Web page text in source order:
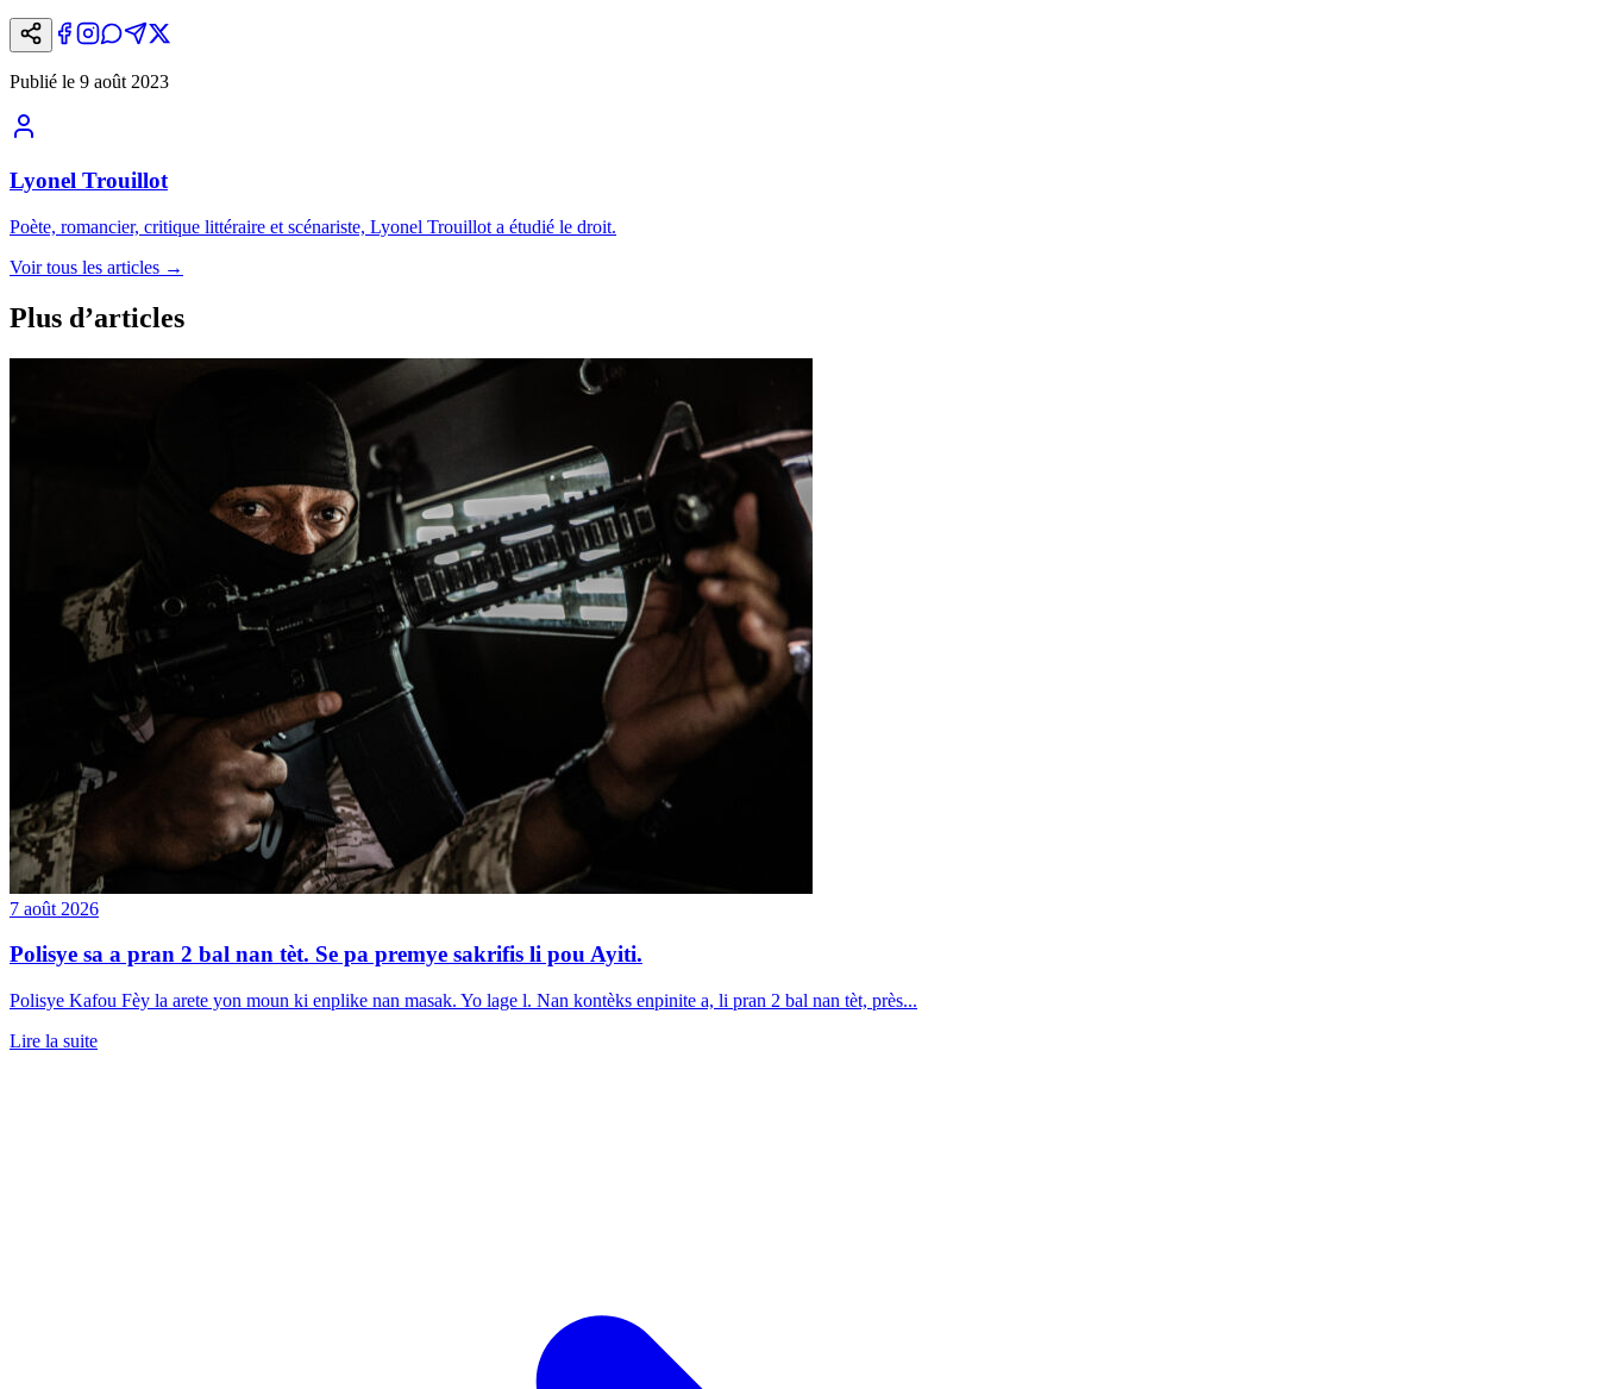
Publié le 9 août 2023
Lyonel Trouillot
Poète, romancier, critique littéraire et scénariste, Lyonel Trouillot a étudié le droit.
Voir tous les articles →
Plus d’articles
7 août 2026
Polisye sa a pran 2 bal nan tèt. Se pa premye sakrifis li pou Ayiti.
Polisye Kafou Fèy la arete yon moun ki enplike nan masak. Yo lage l. Nan kontèks enpinite a, li pran 2 bal nan tèt, près...
Lire la suite